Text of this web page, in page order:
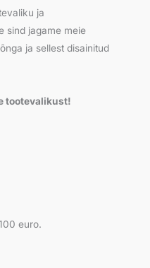
ja
sind jagame meie
ja sellest disainitud
tootevalikust!
euro.